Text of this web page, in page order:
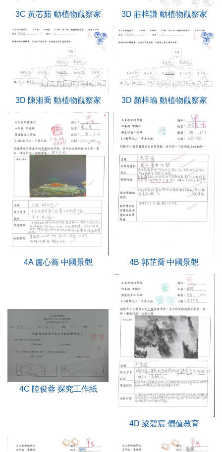
3C 黃芯茹 動植物觀察家 3D 莊梓謙 動植物觀察家
3D 陳湘喬 動植物觀察家 3D 顏梓瑜 動植物觀察家
4A 盧心蕎 中國景觀 4B 郭芷喬 中國景觀
4C 陸俊蓉 探究工作紙
4D 梁碧宸 價值教育